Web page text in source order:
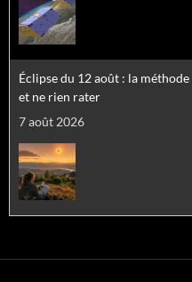
Éclipse du 12 août : la
et ne rien rater
7 août 2026